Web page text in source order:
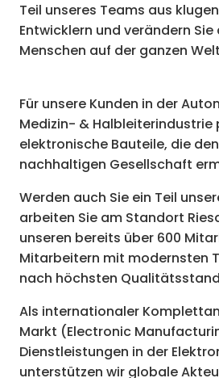
Teil unseres Teams aus
Entwicklern und verändern Sie
Menschen auf der ganzen
Für unsere Kunden in der
Medizin- & Halbleiterindustrie
elektronische Bauteile, die
nachhaltigen Gesellschaft
Werden auch Sie ein Teil
arbeiten Sie am Standort
unseren bereits über 600
Mitarbeitern mit modernsten
nach höchsten
Als internationaler
Markt (Electronic
Dienstleistungen in der
unterstützen wir globale